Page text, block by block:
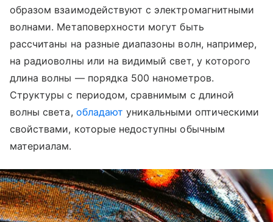
образом взаимодействуют с электромагнитными
волнами. Метаповерхности могут быть
рассчитаны на разные диапазоны волн, например,
на радиоволны или на видимый свет, у которого
длина волны — порядка 500 нанометров.
Структуры с периодом, сравнимым с длиной
волны света, обладают уникальными оптическими
свойствами, которые недоступны обычным
материалам.